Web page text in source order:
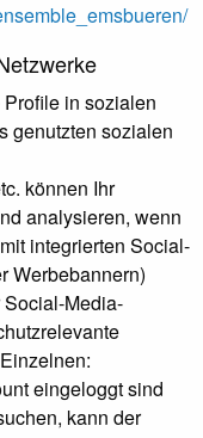
in sozialen
genutzten sozialen
können Ihr
analysieren, wenn
integrierten Social-
Werbebannern)
Media-
eingeloggt sind
kann der